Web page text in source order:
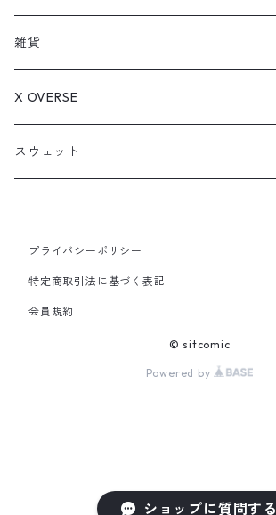
ショップに質問する
LIFE is JUNKY
TUNE IN MULTIVERSE
Drop eyes pink monster
DESPAIR
This is MULTIVERSE
雑貨
アクリルキーホルダー
ステッカー
X OVERSE
アメコミオタクのはちべぇ
スウェット
プライバシーポリシー
特定商取引法に基づく表記
会員規約
© sitcomic
Powered by